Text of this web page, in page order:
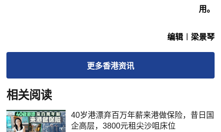
用。
编辑︱梁景琴
更多香港资讯
相关阅读
40岁港漂弃百万年薪来港做保险，昔日国
企高层，3800元租尖沙咀床位